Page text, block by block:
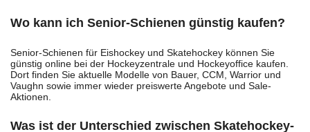
Wo kann ich Senior-Schienen günstig kaufen?
Senior-Schienen für Eishockey und Skatehockey können Sie
günstig online bei der Hockeyzentrale und Hockeyoffice kaufen.
Dort finden Sie aktuelle Modelle von Bauer, CCM, Warrior und
Vaughn sowie immer wieder preiswerte Angebote und Sale-
Aktionen.
Was ist der Unterschied zwischen Skatehockey-